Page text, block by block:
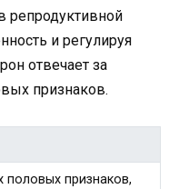
и регулируя
отвечает за
признаков.
половых признаков,